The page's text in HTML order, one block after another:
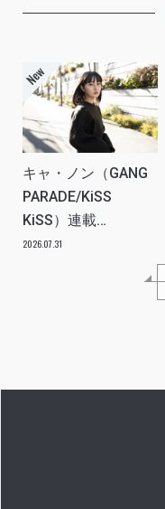
キャ・ノン（GANG
PARADE/KiSS
KiSS）連載
vol.112「特別企画
2026.07.31